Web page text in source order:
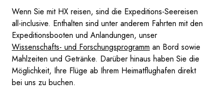
Wenn Sie mit HX reisen, sind die Expeditions-Seereisen
all-inclusive. Enthalten sind unter anderem Fahrten mit den
Expeditionsbooten und Anlandungen, unser
Wissenschafts- und Forschungsprogramm an Bord sowie
Mahlzeiten und Getränke. Darüber hinaus haben Sie die
Möglichkeit, Ihre Flüge ab Ihrem Heimatflughafen direkt
bei uns zu buchen.